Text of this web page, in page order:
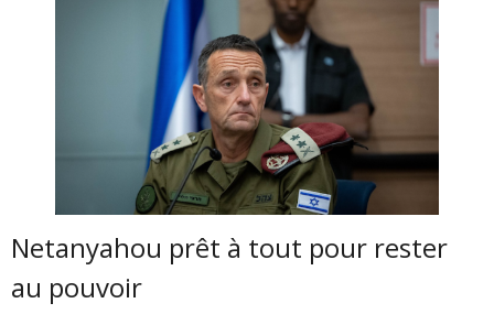
Netanyahou prêt à tout pour rester
au pouvoir